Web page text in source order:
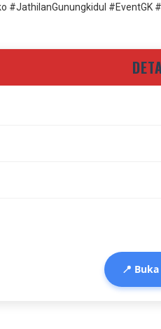
#JathilanGunungkidul #EventGK
📍